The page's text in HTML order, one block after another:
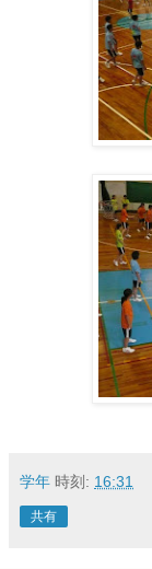
学年 時刻: 16:31
共有